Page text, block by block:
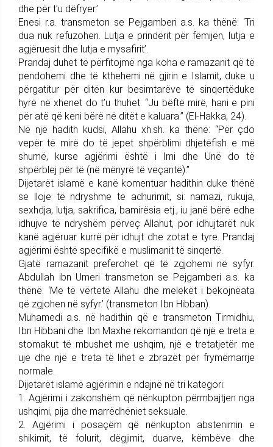
dhe për t’u dëfryer.’
Enesi r.a. transmeton se Pejgamberi a.s. ka thënë: ‘Tri
dua nuk refuzohen. Lutja e prindërit për fëmijën, lutja e
agjëruesit dhe lutja e mysafirit’.
Prandaj duhet të përfitojmë nga koha e ramazanit që të
pendohemi dhe të kthehemi në gjirin e Islamit, duke u
përgatitur për ditën kur besimtarëve të sinqertëduke
hyrë në xhenet do t’u thuhet: “Ju bëftë mirë, hani e pini
për atë që keni bërë në ditët e kaluara.” (El-Hakka, 24).
Në një hadith kudsi, Allahu xh.sh. ka thënë: “Për çdo
vepër të mirë do të jepet shpërblimi dhjetëfish e më
shumë, kurse agjërimi është i Imi dhe Unë do të
shpërblej për të (në mënyrë të veçantë).”
Dijetarët islamë e kanë komentuar hadithin duke thënë
se lloje të ndryshme të adhurimit, si: namazi, rukuja,
sexhdja, lutja, sakrifica, bamirësia etj., iu janë bërë edhe
idhujve të ndryshëm përveç Allahut, por idhujtarët nuk
kanë agjëruar kurrë për idhujt dhe zotat e tyre. Prandaj
agjërimi është specifikë e muslimanit të sinqertë.
Gjatë ramazanit preferohet që të zgjohemi në syfyr.
Abdullah ibn Umeri transmeton se Pejgamberi a.s. ka
thënë: ‘Me të vërtetë Allahu dhe melekët i bekojnëata
që zgjohen në syfyr.’ (transmeton Ibn Hibban).
Muhamedi a.s. në hadithin që e transmeton Tirmidhiu,
Ibn Hibbani dhe Ibn Maxhe rekomandon që një e treta e
stomakut të mbushet me ushqim, një e tretatjetër me
ujë dhe një e treta të lihet e zbrazët për frymëmarrje
normale.
Dijetarët islamë agjërimin e ndajnë në tri kategori:
1. Agjërimi i zakonshëm që nënkupton përmbajtjen nga
ushqimi, pija dhe marrëdhëniet seksuale.
2. Agjërimi i posaçëm që nënkupton abstenimin e
shikimit, të folurit, dëgjimit, duarve, këmbëve dhe